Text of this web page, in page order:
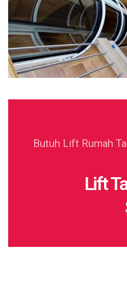
Butuh Lift Rumah
Lift